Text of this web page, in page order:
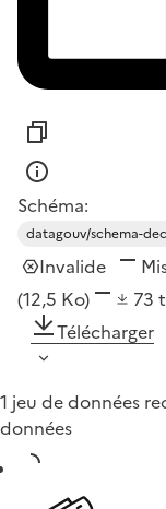
Schéma:
datagouv/schema-
Invalide
(12,5 Ko)
73
Télécharger
1 jeu de données
données